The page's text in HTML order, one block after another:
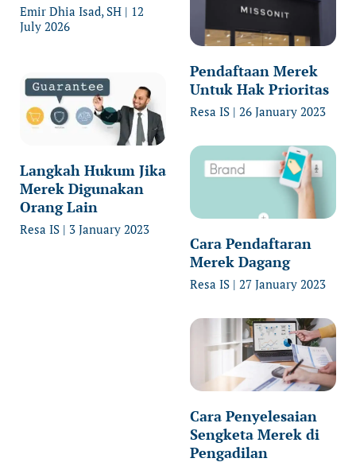
Emir Dhia Isad, SH
12
July 2026
Langkah Hukum Jika
Merek Digunakan
Orang Lain
Resa IS 3 January 2023
Pendaftaan Merek
Untuk Hak Prioritas
Resa IS 26 January 2023
Cara Pendaftaran
Merek Dagang
Resa IS 27 January 2023
Cara Penyelesaian
Sengketa Merek di
Pengadilan